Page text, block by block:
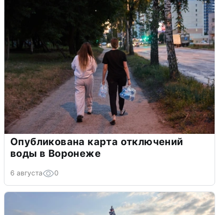
Опубликована карта отключений
воды в Воронеже
6 августа 0